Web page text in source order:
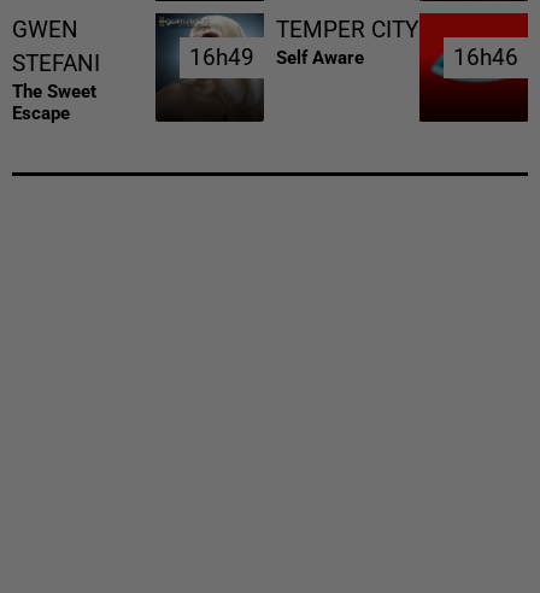
GWEN
STEFANI
The Sweet
Escape
16h49
16h49
TEMPER CITY
Self Aware 16h46
16h46